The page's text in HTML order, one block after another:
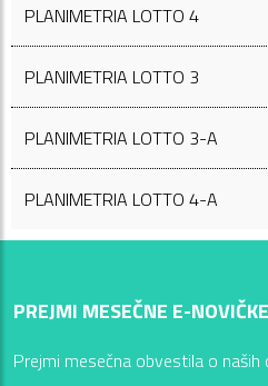
PLANIMETRIA LOTTO 4
PLANIMETRIA LOTTO 3
PLANIMETRIA LOTTO 3-A
PLANIMETRIA LOTTO 4-A
PREJMI MESEČNE E-NOVIČKE
Prejmi mesečna obvestila o naših